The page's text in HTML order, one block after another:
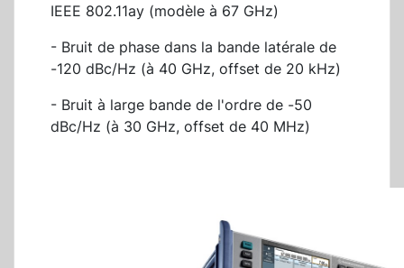
IEEE 802.11ay (modèle à 67 GHz)
- Bruit de phase dans la bande latérale de
-120 dBc/Hz (à 40 GHz, offset de 20 kHz)
- Bruit à large bande de l'ordre de -50
dBc/Hz (à 30 GHz, offset de 40 MHz)